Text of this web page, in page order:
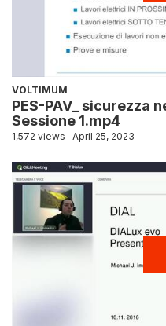
VOLTIMUM
PES-PAV_ sicurezza
Sessione 1.mp4
1,572 views April 25, 2023